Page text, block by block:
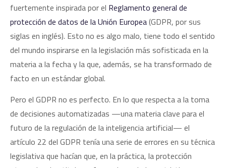
fuertemente inspirada por el Reglamento general de
protección de datos de la Unión Europea(GDPR, por sus
siglas en inglés). Esto no es algo malo, tiene todo el sentido
del mundo inspirarse en la legislación más sofisticada en la
materia a la fecha y la que, además, se ha transformado de
facto en un estándar global.
Pero el GDPR no es perfecto. En lo que respecta a la toma
de decisiones automatizadas —una materia clave para el
futuro de la regulación de la inteligencia artificial— el
artículo 22 del GDPR tenía una serie de errores en su técnica
legislativa que hacían que, en la práctica, la protección